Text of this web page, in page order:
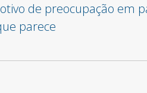
de preocupação em
parece